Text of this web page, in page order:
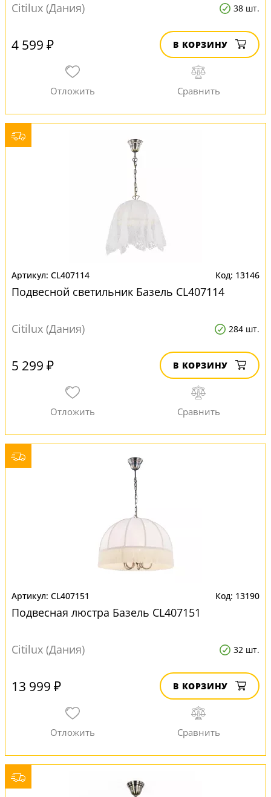
Citilux (Дания) 38 шт.
4 599 ₽ В КОРЗИНУ
CL407114 13146
Подвесной светильник Базель CL407114
Citilux (Дания) 284 шт.
5 299 ₽ В КОРЗИНУ
CL407151 13190
Подвесная люстра Базель CL407151
Citilux (Дания) 32 шт.
13 999 ₽ В КОРЗИНУ